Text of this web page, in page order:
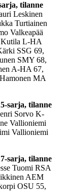
tilanne
Leskinen
Turtiainen
Valkeapää
Kutila L-HA
SSG 69,
SMY 68,
A-HA 67,
MA
sarja, tilanne
Sorvo K-
Vallioniemi
Vallioniemi
sarja, tilanne
Tuomi RSA
AEM
OSU 55,